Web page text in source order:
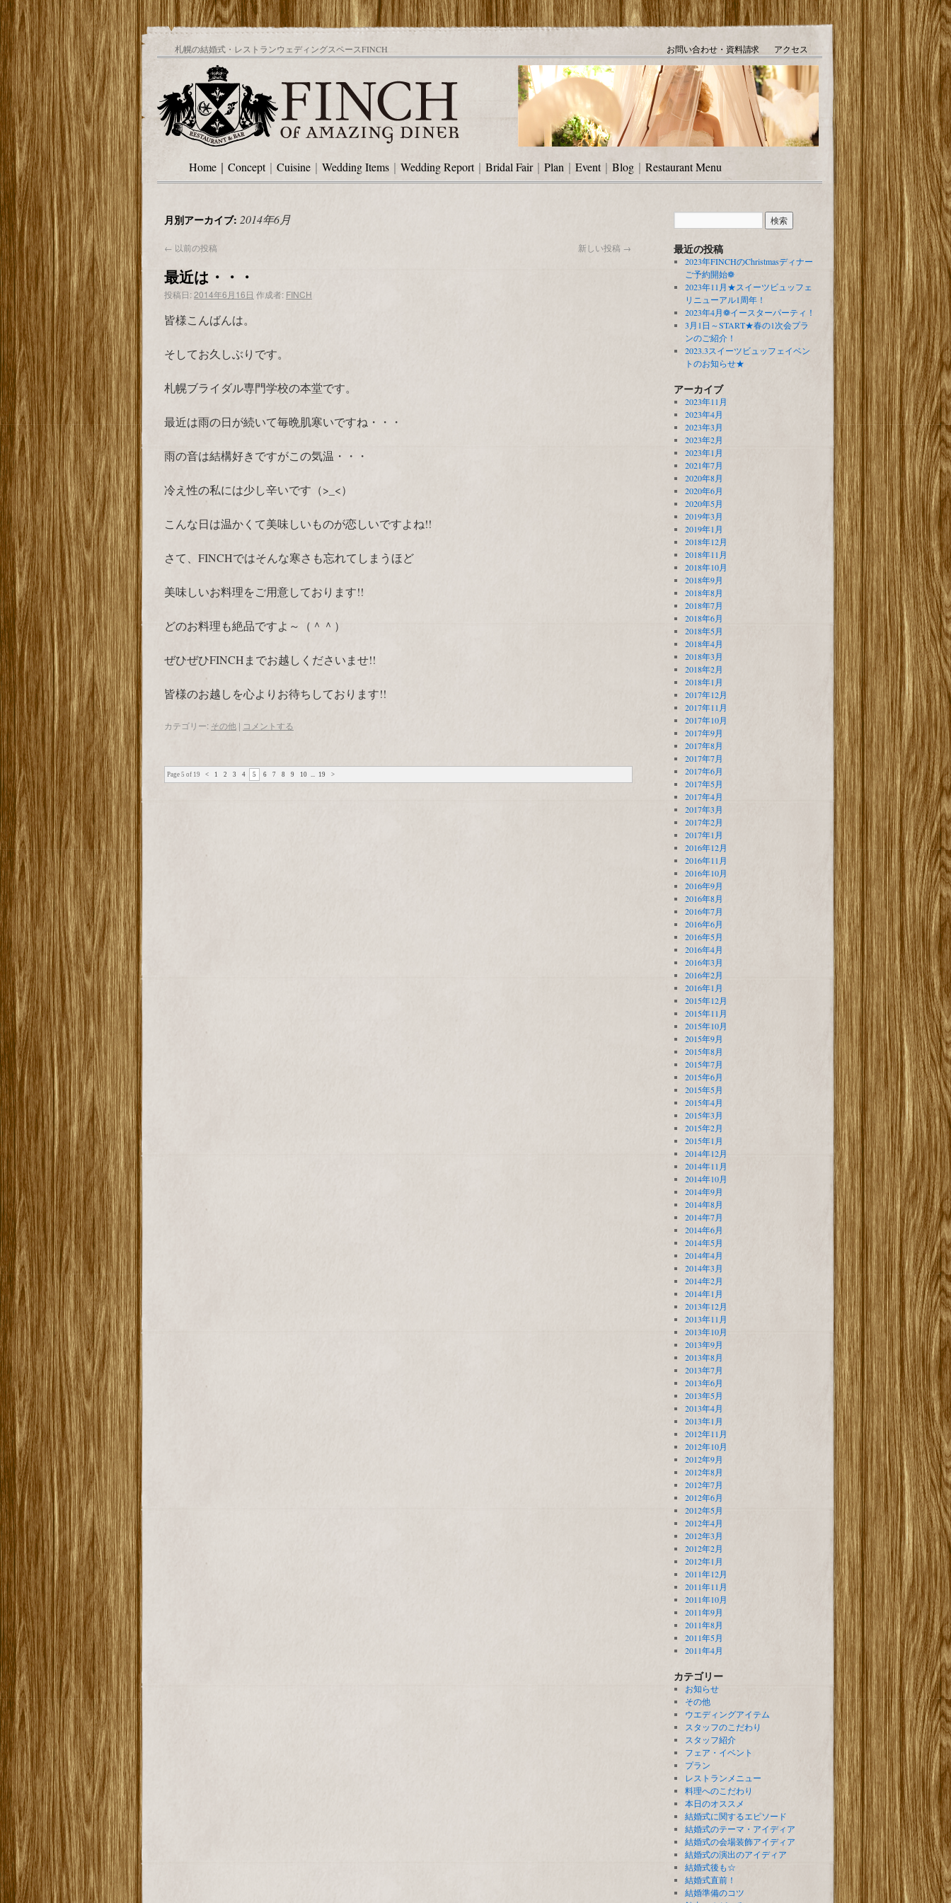
札幌の結婚式・レストランウェディングスペースFINCH お問い合わせ・資料請求 アクセス
Home ｜ Concept｜ Cuisine ｜ Wedding Items ｜ Wedding Report｜ Bridal Fair｜ Plan ｜ Event｜ Blog ｜ Restaurant Menu
月別アーカイブ: 2014年6月
← 以前の投稿 新しい投稿 →
最近は・・・
投稿日:2014年6月16日 作成者: FINCH
皆様こんばんは。
そしてお久しぶりです。
札幌ブライダル専門学校の本堂です。
最近は雨の日が続いて毎晩肌寒いですね・・・
雨の音は結構好きですがこの気温・・・
冷え性の私には少し辛いです（>_<）
こんな日は温かくて美味しいものが恋しいですよね!!
さて、FINCHではそんな寒さも忘れてしまうほど
美味しいお料理をご用意しております!!
どのお料理も絶品ですよ～（＾＾）
ぜひぜひFINCHまでお越しくださいませ!!
皆様のお越しを心よりお待ちしております!!
カテゴリー: その他 | コメントする
Page 5 of 19 < 1 2 3 4 5 6 7 8 9 10 ... 19 >
最近の投稿
2023年FINCHのChristmasディナー
ご予約開始❁
2023年11月★スイーツビュッフェ
リニューアル1周年！
2023年4月❁イースターパーティ！
3月1日～START★春の1次会プラ
ンのご紹介！
2023.3スイーツビュッフェイベン
トのお知らせ★
アーカイブ
2023年11月
2023年4月
2023年3月
2023年2月
2023年1月
2021年7月
2020年8月
2020年6月
2020年5月
2019年3月
2019年1月
2018年12月
2018年11月
2018年10月
2018年9月
2018年8月
2018年7月
2018年6月
2018年5月
2018年4月
2018年3月
2018年2月
2018年1月
2017年12月
2017年11月
2017年10月
2017年9月
2017年8月
2017年7月
2017年6月
2017年5月
2017年4月
2017年3月
2017年2月
2017年1月
2016年12月
2016年11月
2016年10月
2016年9月
2016年8月
2016年7月
2016年6月
2016年5月
2016年4月
2016年3月
2016年2月
2016年1月
2015年12月
2015年11月
2015年10月
2015年9月
2015年8月
2015年7月
2015年6月
2015年5月
2015年4月
2015年3月
2015年2月
2015年1月
2014年12月
2014年11月
2014年10月
2014年9月
2014年8月
2014年7月
2014年6月
2014年5月
2014年4月
2014年3月
2014年2月
2014年1月
2013年12月
2013年11月
2013年10月
2013年9月
2013年8月
2013年7月
2013年6月
2013年5月
2013年4月
2013年1月
2012年11月
2012年10月
2012年9月
2012年8月
2012年7月
2012年6月
2012年5月
2012年4月
2012年3月
2012年2月
2012年1月
2011年12月
2011年11月
2011年10月
2011年9月
2011年8月
2011年5月
2011年4月
カテゴリー
お知らせ
その他
ウエディングアイテム
スタッフのこだわり
スタッフ紹介
フェア・イベント
プラン
レストランメニュー
料理へのこだわり
本日のオススメ
結婚式に関するエピソード
結婚式のテーマ・アイディア
結婚式の会場装飾アイディア
結婚式の演出のアイディア
結婚式後も☆
結婚式直前！
結婚準備のコツ